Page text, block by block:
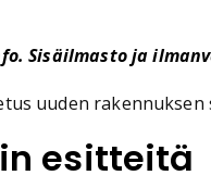
Sisäilmasto ja
uuden rakennuksen
esitteitä